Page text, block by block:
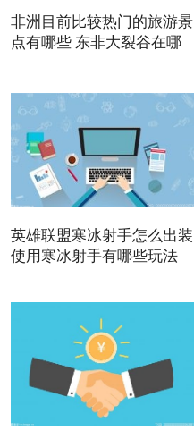
非洲目前比较热门的旅游景
点有哪些 东非大裂谷在哪
英雄联盟寒冰射手怎么出装
使用寒冰射手有哪些玩法